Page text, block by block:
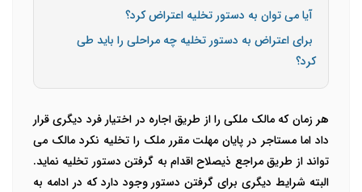
آیا می توان به دستور تخلیه اعتراض کرد؟
برای اعتراض به دستور تخلیه چه مراحلی را باید طی
کرد؟
هر زمان که مالک ملکی را از طریق اجاره در اختیار فرد دیگری قرار
داد اما مستاجر در پایان مهلت مقرر ملک را تخلیه نکرد مالک می
تواند از طریق مراجع ذیصلاح اقدام به گرفتن دستور تخلیه نماید.
البته شرایط دیگری برای گرفتن دستور وجود دارد که در ادامه به